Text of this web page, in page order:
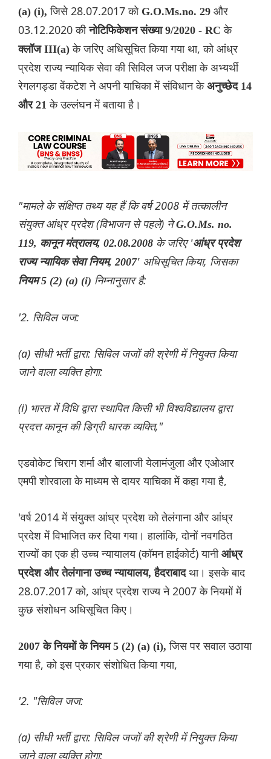
(a) (i),जिसे 28.07.2017 को G.O.Ms.no. 29 और
03.12.2020 कीनोटिफिकेशन संख्या 9/2020 - RCके
क्लॉज III(a)के जर‌िए अध‌िसूचित किया गया था, को आंध्र
प्रदेश राज्य न्यायिक सेवा की सिविल जज परीक्षा के अभ्यर्थी
रेगलगड्डा वेंकटेश ने अपनी याचिका में संविधान के अनुच्छेद 14
और 21के उल्लंघन में बताया है।
"मामले के संक्ष‌िप्त तथ्य यह हैं कि वर्ष 2008 में तत्कालीन
संयुक्त आंध्र प्रदेश (विभाजन से पहले) नेG.O.Ms. no.
119, कानून मंत्रालय, 02.08.2008 के जर‌िए 'आंध्र प्रदेश
राज्य न्यायिक सेवा नियम, 2007' अधिसूच‌ित किया, जिसका
नियम 5 (2) (a) (i) निम्नानुसार है:
'2. सिविल जज:
(a) सीधी भर्ती द्वारा: सिविल जजों की श्रेणी में नियुक्त किया
जाने वाला व्यक्ति होगा:
(i) भारत में विधि द्वारा स्थापित किसी भी विश्वविद्यालय द्वारा
प्रदत्त कानून की डिग्री धारक व्यक्त‌ि,"
एडवोकेट चिराग शर्मा और बालाजी येलामंजुला और एओआर
एमपी शोरवाला के माध्यम से दायर याचिका में कहा गया है,
'वर्ष 2014 में संयुक्त आंध्र प्रदेश को तेलंगाना और आंध्र
प्रदेश में विभाजित कर दिया गया। हालांकि, दोनों नवगठित
राज्यों का एक ही उच्च न्यायालय (कॉमन हाईकोर्ट) यानी आंध्र
प्रदेश और तेलंगाना उच्च न्यायालय, हैदराबाद था। इसके बाद
28.07.2017 को, आंध्र प्रदेश राज्य ने 2007 के नियमों में
कुछ संशोधन अधिसूचित किए।
2007 के नियमों के नियम 5 (2) (a) (i),जिस पर सवाल उठाया
गया है, को इस प्रकार संशोधित किया गया,
'2. "सिविल जज:
(a) सीधी भर्ती द्वारा: सिविल जजों की श्रेणी में नियुक्त किया
जाने वाला व्यक्ति होगा: